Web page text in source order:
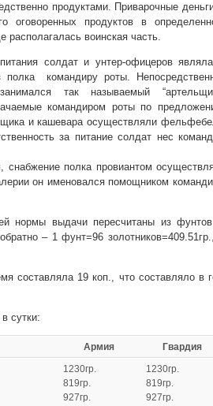
продуктами. Приварочные
оговоренных продуктов в
располагалась воинская часть.
солдат и унтер-офицеров
командиру роты.
так называемый
командиром роты по
и кашевара осуществляли
за питание солдат нес
снабжение полка провиантом
он именовался помощником
нормы выдачи пересчитаны из
– 1 фунт=96
составляла 19 коп., что составляло в
сутки:
Армия
Гвардия
1230гр.
819гр.
927гр.
1230гр.
819гр.
927гр.